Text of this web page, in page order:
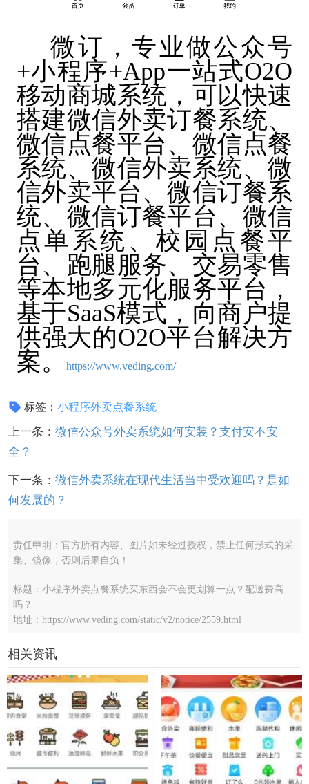
微订，专业做公众号
+小程序+App一站式O2O
移动商城系统，可以快速
搭建微信外卖订餐系统、
微信点餐平台、微信点餐
系统、微信外卖系统、微
信外卖平台、微信订餐系
统、微信订餐平台、微信
点单系统、校园点餐平
台、跑腿服务、交易零售
等本地多元化服务平台，
基于SaaS模式，向商户提
供强大的O2O平台解决方
案。
https://www.veding.com/
标签：小程序外卖点餐系统
上一条： 微信公众号外卖系统如何安装？支付安不安
全？
下一条： 微信外卖系统在现代生活当中受欢迎吗？是如
何发展的？
责任申明：官方所有内容、图片如未经过授权，禁止任何形式的采
集、镜像，否则后果自负！
标题：小程序外卖点餐系统买东西会不会更划算一点？配送费高
吗？
地址：https://www.veding.com/static/v2/notice/2559.html
相关资讯